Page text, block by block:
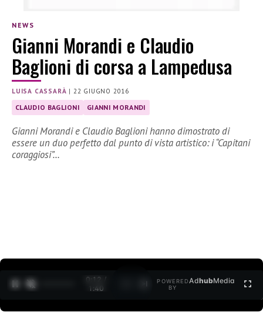
NEWS
Gianni Morandi e Claudio
Baglioni di corsa a Lampedusa
LUISA CASSARÀ | 22 GIUGNO 2016
CLAUDIO BAGLIONI GIANNI MORANDI
Gianni Morandi e Claudio Baglioni hanno dimostrato di
essere un duo perfetto dal punto di vista artistico: i “Capitani
coraggiosi”…
0:12 /
1:40
POWERED
BY
AdhubMedia